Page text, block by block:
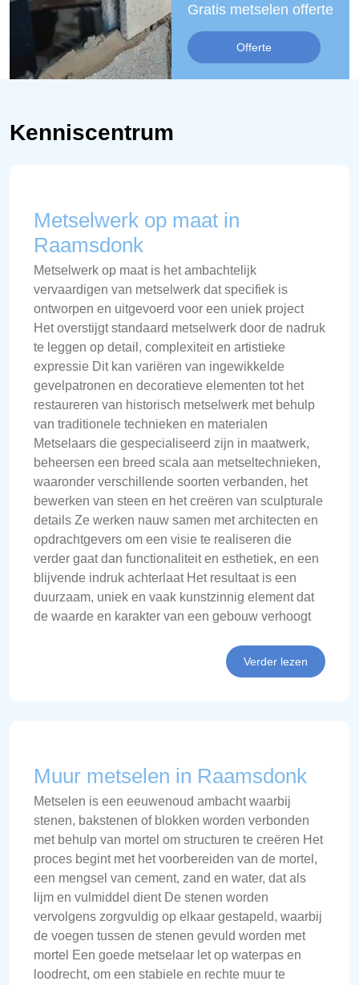
Gratis metselen offerte
Offerte
Kenniscentrum
Metselwerk op maat in
Raamsdonk
Metselwerk op maat is het ambachtelijk
vervaardigen van metselwerk dat specifiek is
ontworpen en uitgevoerd voor een uniek project
Het overstijgt standaard metselwerk door de nadruk
te leggen op detail, complexiteit en artistieke
expressie Dit kan variëren van ingewikkelde
gevelpatronen en decoratieve elementen tot het
restaureren van historisch metselwerk met behulp
van traditionele technieken en materialen
Metselaars die gespecialiseerd zijn in maatwerk,
beheersen een breed scala aan metseltechnieken,
waaronder verschillende soorten verbanden, het
bewerken van steen en het creëren van sculpturale
details Ze werken nauw samen met architecten en
opdrachtgevers om een visie te realiseren die
verder gaat dan functionaliteit en esthetiek, en een
blijvende indruk achterlaat Het resultaat is een
duurzaam, uniek en vaak kunstzinnig element dat
de waarde en karakter van een gebouw verhoogt
Verder lezen
Muur metselen in Raamsdonk
Metselen is een eeuwenoud ambacht waarbij
stenen, bakstenen of blokken worden verbonden
met behulp van mortel om structuren te creëren Het
proces begint met het voorbereiden van de mortel,
een mengsel van cement, zand en water, dat als
lijm en vulmiddel dient De stenen worden
vervolgens zorgvuldig op elkaar gestapeld, waarbij
de voegen tussen de stenen gevuld worden met
mortel Een goede metselaar let op waterpas en
loodrecht, om een stabiele en rechte muur te